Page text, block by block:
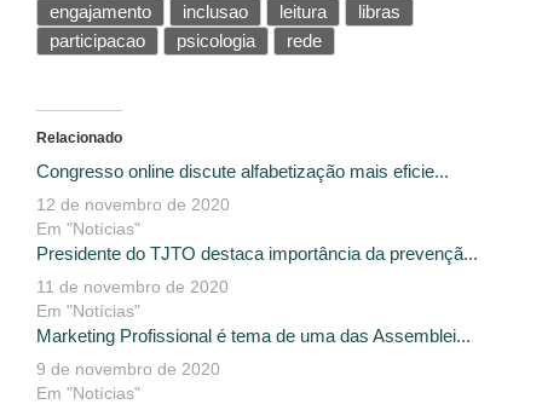
engajamento
inclusao leitura
libras
participacao
psicologia rede
Relacionado
Congresso online discute alfabetização mais eficie...
12 de novembro de 2020
Em "Notícias"
Presidente do TJTO destaca importância da prevençã...
11 de novembro de 2020
Em "Notícias"
Marketing Profissional é tema de uma das Assemblei...
9 de novembro de 2020
Em "Notícias"